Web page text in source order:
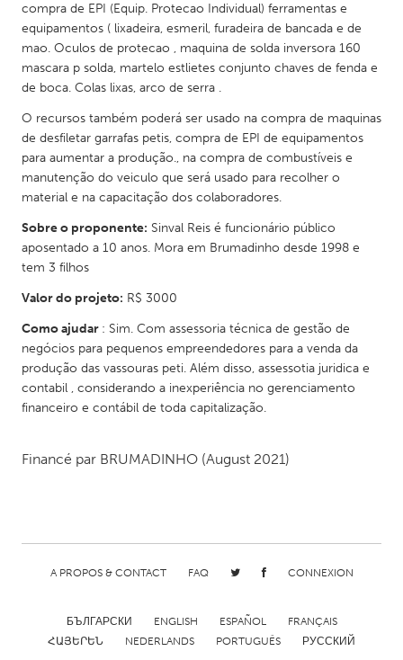
UNITED KINGDOM
Glasgow
Ann Arbor, MI
Austin, TX
Baltimore, MD
Boston, MA
Burlingame-San Mateo, CA
Cass Clay
Detroit, MI
Durham, NC
Gloucester, MA
Ipswich, MA
Los Angeles, CA
Miami, FL
New York City, NY
Newburgh, NY
Oahu, HI
Orlando, FL
San Francisco, CA
San Jose, CA
Santa Cruz, CA
Seattle, WA
compra de EPI (Equip. Protecao Individual) ferramentas e
equipamentos ( lixadeira, esmeril, furadeira de bancada e de
mao. Oculos de protecao , maquina de solda inversora 160
mascara p solda, martelo estlietes conjunto chaves de fenda e
de boca. Colas lixas, arco de serra .
O recursos também poderá ser usado na compra de maquinas
de desfiletar garrafas petis, compra de EPI de equipamentos
para aumentar a produção., na compra de combustíveis e
manutenção do veiculo que será usado para recolher o
material e na capacitação dos colaboradores.
Sobre o proponente: Sinval Reis é funcionário público
aposentado a 10 anos. Mora em Brumadinho desde 1998 e
tem 3 filhos
Valor do projeto: R$ 3000
Como ajudar : Sim. Com assessoria técnica de gestão de
negócios para pequenos empreendedores para a venda da
produção das vassouras peti. Além disso, assessotia juridica e
contabil , considerando a inexperiência no gerenciamento
financeiro e contábil de toda capitalização.
Financé par BRUMADINHO (August 2021)
A PROPOS & CONTACT FAQ CONNEXION
БЪЛГАРСКИ ENGLISH ESPAÑOL
FRANÇAIS
ՀԱՅԵՐԵՆ
NEDERLANDS PORTUGUÊS РУССКИЙ